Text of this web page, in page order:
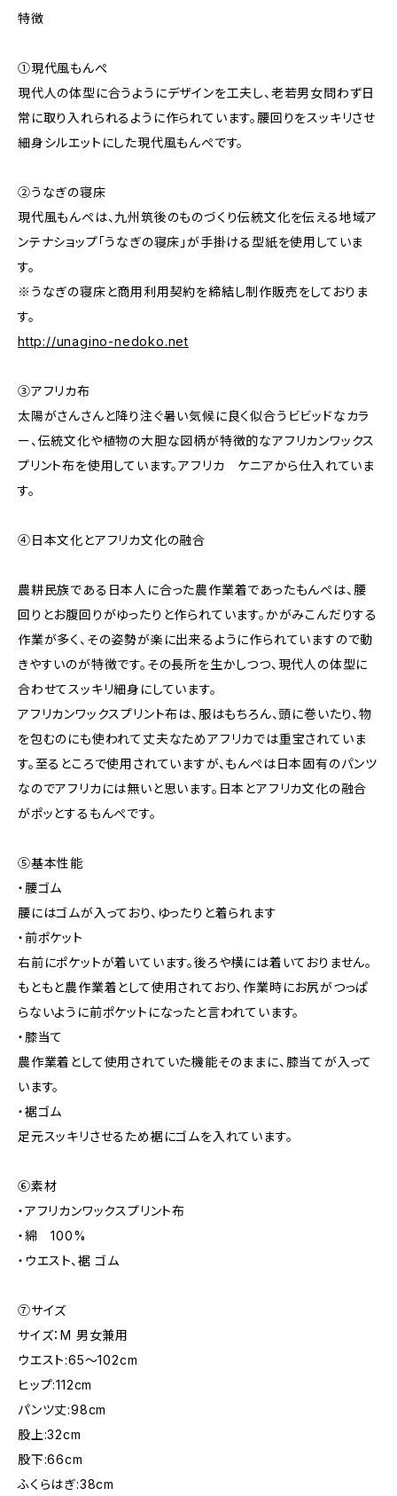
特徴
①現代風もんぺ
現代人の体型に合うようにデザインを工夫し、老若男女問わず日
常に取り入れられるように作られています。腰回りをスッキリさせ
細身シルエットにした現代風もんぺです。
②うなぎの寝床
現代風もんぺは、九州筑後のものづくり伝統文化を伝える地域ア
ンテナショップ「うなぎの寝床」が手掛ける型紙を使用していま
す。
※うなぎの寝床と商用利用契約を締結し制作販売をしておりま
す。
http://unagino-nedoko.net
③アフリカ布
太陽がさんさんと降り注ぐ暑い気候に良く似合うビビッドなカラ
ー、伝統文化や植物の大胆な図柄が特徴的なアフリカンワックス
プリント布を使用しています。アフリカ ケニアから仕入れていま
す。
④日本文化とアフリカ文化の融合
農耕民族である日本人に合った農作業着であったもんぺは、腰
回りとお腹回りがゆったりと作られています。かがみこんだりする
作業が多く、その姿勢が楽に出来るように作られていますので動
きやすいのが特徴です。その長所を生かしつつ、現代人の体型に
合わせてスッキリ細身にしています。
アフリカンワックスプリント布は、服はもちろん、頭に巻いたり、物
を包むのにも使われて丈夫なためアフリカでは重宝されていま
す。至るところで使用されていますが、もんぺは日本固有のパンツ
なのでアフリカには無いと思います。日本とアフリカ文化の融合
がポッとするもんぺです。
⑤基本性能
・腰ゴム
腰にはゴムが入っており、ゆったりと着られます
・前ポケット
右前にポケットが着いています。後ろや横には着いておりません。
もともと農作業着として使用されており、作業時にお尻がつっぱ
らないように前ポケットになったと言われています。
・膝当て
農作業着として使用されていた機能そのままに、膝当てが入って
います。
・裾ゴム
足元スッキリさせるため裾にゴムを入れています。
⑥素材
・アフリカンワックスプリント布
・綿 100%
・ウエスト、裾 ゴム
⑦サイズ
サイズ：M 男女兼用
ウエスト:65～102cm
ヒップ:112cm
パンツ丈:98cm
股上:32cm
股下:66cm
ふくらはぎ:38cm